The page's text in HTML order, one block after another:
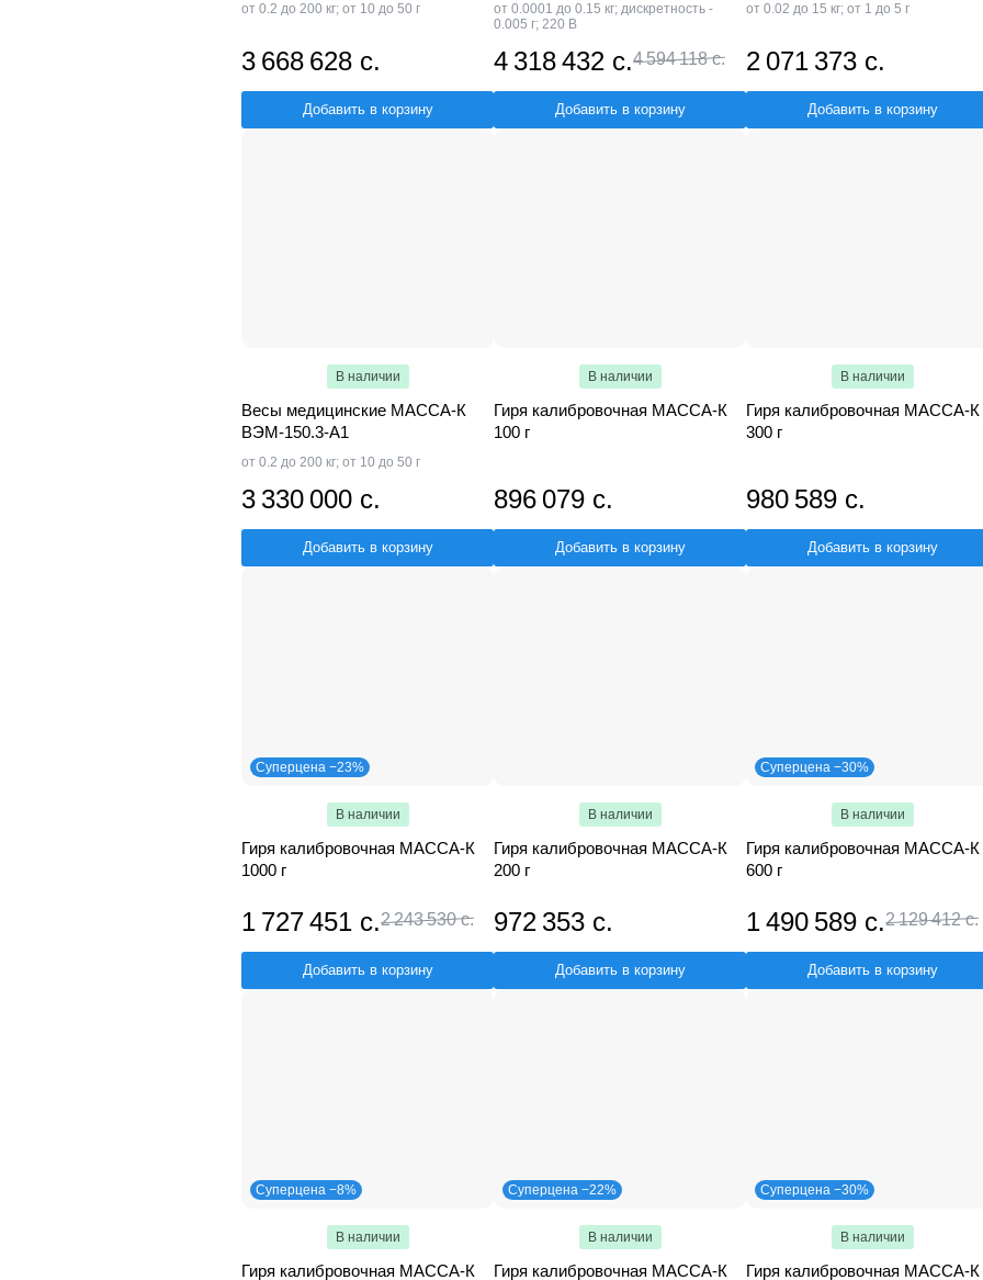
от 0.2 до 200 кг; от 10 до 50 г
3 668 628 с.
Добавить в корзину
от 0.0001 до 0.15 кг; дискретность -
0.005 г; 220 В
4 318 432 с.4 594 118 с.
Добавить в корзину
от 0.02 до 15 кг; от 1 до 5 г
2 071 373 с.
Добавить в корзину
В наличии
Весы медицинские МАССА-К
ВЭМ-150.3-A1
от 0.2 до 200 кг; от 10 до 50 г
3 330 000 с.
Добавить в корзину
В наличии
Гиря калибровочная МАССА-К
100 г
896 079 с.
Добавить в корзину
В наличии
Гиря калибровочная МАССА-К
300 г
980 589 с.
Добавить в корзину
Суперцена −23%
В наличии
Гиря калибровочная МАССА-К
1000 г
1 727 451 с.2 243 530 с.
Добавить в корзину
В наличии
Гиря калибровочная МАССА-К
200 г
972 353 с.
Добавить в корзину
Суперцена −30%
В наличии
Гиря калибровочная МАССА-К
600 г
1 490 589 с.2 129 412 с.
Добавить в корзину
Суперцена −8%
В наличии
Гиря калибровочная МАССА-К
Суперцена −22%
В наличии
Гиря калибровочная МАССА-К
Суперцена −30%
В наличии
Гиря калибровочная МАССА-К